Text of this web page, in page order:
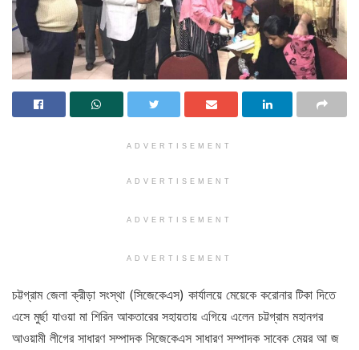
ADVERTISEMENT
ADVERTISEMENT
ADVERTISEMENT
ADVERTISEMENT
চট্টগ্রাম জেলা ক্রীড়া সংস্থা (সিজেকেএস) কার্যালয়ে মেয়েকে করোনার টিকা দিতে
এসে মুর্ছা যাওয়া মা শিরিন আকতারের সহায়তায় এগিয়ে এলেন চট্টগ্রাম মহানগর
আওয়ামী লীগের সাধারণ সম্পাদক সিজেকেএস সাধারণ সম্পাদক সাবেক মেয়র আ জ